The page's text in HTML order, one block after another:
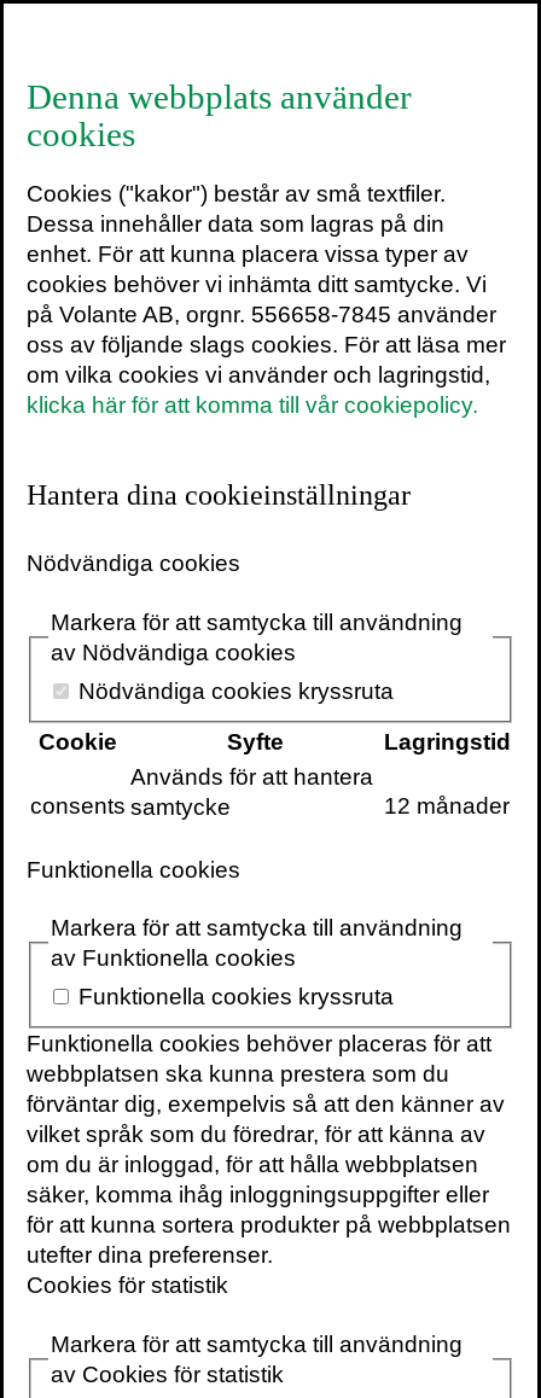
Annina Rabe | ”Älskade
vän”
14 december 2010
Idag publicerar vi Annina Rabes kapitel
”Älskade vän” ur bokenFramtiden är nu.
identitetskris. I biblioteksvärlden är det en
är det inte så komplicerat – man kan vara
emot tidens vindar.”
Kapitlet är inte tillgängligt längre.
boken här.
Annina Rabe är kulturjournalist och
litteraturkritiker. Under nollnolltalet har hon
och Sydsvenskan. Hon satt i skönlitterära
2007, det sista året som ordförande. 2004
blev hon av Sveriges Tidskrifter utnämnd till
Årets journalist.
Har du frågor mailasimon@volante.seeller
ring 0734444736.
Annina Rabe | Älskade vän | Framtiden är nu
Denna webbplats använder
cookies
Cookies ("kakor") består av små textfiler.
Dessa innehåller data som lagras på din
enhet. För att kunna placera vissa typer av
cookies behöver vi inhämta ditt samtycke. Vi
på Volante AB, orgnr. 556658-7845 använder
oss av följande slags cookies. För att läsa mer
om vilka cookies vi använder och lagringstid,
klicka här för att komma till vår cookiepolicy.
Hantera dina cookieinställningar
Nödvändiga cookies
Markera för att samtycka till användning
av Nödvändiga cookies
Nödvändiga cookies kryssruta
Cookie
Syfte Lagringstid
consents
Används för att hantera
samtycke
12 månader
Funktionella cookies
Markera för att samtycka till användning
av Funktionella cookies
Funktionella cookies kryssruta
Funktionella cookies behöver placeras för att
webbplatsen ska kunna prestera som du
förväntar dig, exempelvis så att den känner av
vilket språk som du föredrar, för att känna av
om du är inloggad, för att hålla webbplatsen
säker, komma ihåg inloggningsuppgifter eller
för att kunna sortera produkter på webbplatsen
utefter dina preferenser.
Cookies för statistik
Markera för att samtycka till användning
av Cookies för statistik